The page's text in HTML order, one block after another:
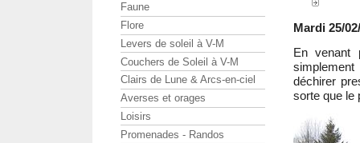
Mardi 25/
En venant
simplement
déchirer
sorte que le
Faune
Flore
Levers de soleil à V-M
Couchers de Soleil à V-M
Clairs de Lune & Arcs-en-ciel
Averses et orages
Loisirs
Promenades - Randos